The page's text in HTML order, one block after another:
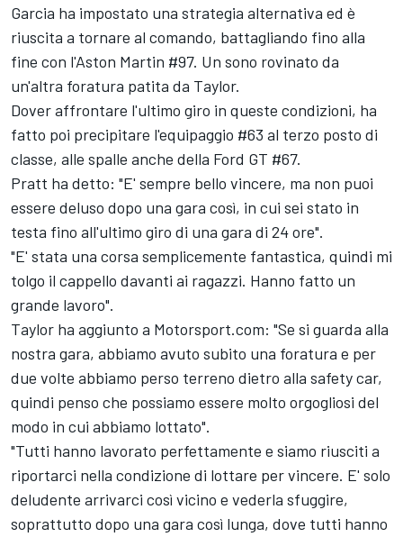
Garcia ha impostato una strategia alternativa ed è
riuscita a tornare al comando, battagliando fino alla
fine con l'Aston Martin #97. Un sono rovinato da
un'altra foratura patita da Taylor.
Dover affrontare l'ultimo giro in queste condizioni, ha
fatto poi precipitare l'equipaggio #63 al terzo posto di
classe, alle spalle anche della Ford GT #67.
Pratt ha detto: "E' sempre bello vincere, ma non puoi
essere deluso dopo una gara così, in cui sei stato in
testa fino all'ultimo giro di una gara di 24 ore".
"E' stata una corsa semplicemente fantastica, quindi mi
tolgo il cappello davanti ai ragazzi. Hanno fatto un
grande lavoro".
Taylor ha aggiunto a Motorsport.com: "Se si guarda alla
nostra gara, abbiamo avuto subito una foratura e per
due volte abbiamo perso terreno dietro alla safety car,
quindi penso che possiamo essere molto orgogliosi del
modo in cui abbiamo lottato".
"Tutti hanno lavorato perfettamente e siamo riusciti a
riportarci nella condizione di lottare per vincere. E' solo
deludente arrivarci così vicino e vederla sfuggire,
soprattutto dopo una gara così lunga, dove tutti hanno